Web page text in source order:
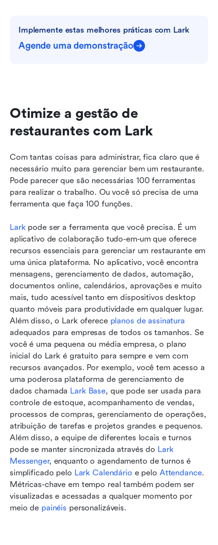
Implemente estas melhores práticas com Lark
Agende uma demonstração
Otimize a gestão de
restaurantes com Lark
Com tantas coisas para administrar, fica claro que é
necessário muito para gerenciar bem um restaurante.
Pode parecer que são necessárias 100 ferramentas
para realizar o trabalho. Ou você só precisa de uma
ferramenta que faça 100 funções.
Lark pode ser a ferramenta que você precisa. É um
aplicativo de colaboração tudo-em-um que oferece
recursos essenciais para gerenciar um restaurante em
uma única plataforma. No aplicativo, você encontra
mensagens, gerenciamento de dados, automação,
documentos online, calendários, aprovações e muito
mais, tudo acessível tanto em dispositivos desktop
quanto móveis para produtividade em qualquer lugar.
Além disso, o Lark oferece planos de assinatura
adequados para empresas de todos os tamanhos. Se
você é uma pequena ou média empresa, o plano
inicial do Lark é gratuito para sempre e vem com
recursos avançados. Por exemplo, você tem acesso a
uma poderosa plataforma de gerenciamento de
dados chamada Lark Base, que pode ser usada para
controle de estoque, acompanhamento de vendas,
processos de compras, gerenciamento de operações,
atribuição de tarefas e projetos grandes e pequenos.
Além disso, a equipe de diferentes locais e turnos
pode se manter sincronizada através do Lark
Messenger, enquanto o agendamento de turnos é
simplificado pelo Lark Calendário e pelo Attendance.
Métricas-chave em tempo real também podem ser
visualizadas e acessadas a qualquer momento por
meio de painéis personalizáveis.